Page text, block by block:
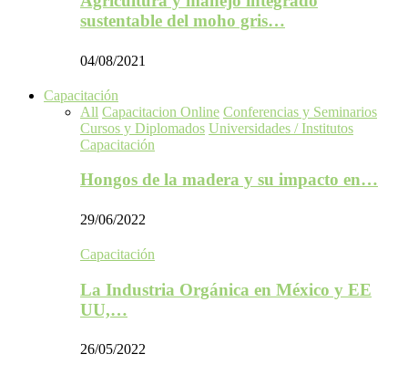
sustentable del moho gris…
04/08/2021
Capacitación
All Capacitacion Online Conferencias y Seminarios
Cursos y Diplomados Universidades / Institutos
Capacitación
Hongos de la madera y su impacto en…
29/06/2022
Capacitación
La Industria Orgánica en México y EE
UU,…
26/05/2022